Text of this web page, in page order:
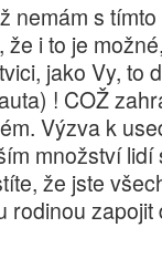
nemám s
i to je
jako Vy, to
! COŽ
Výzva k
množství
že jste
rodinou